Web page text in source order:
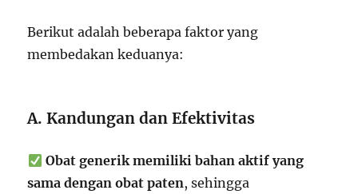
Berikut adalah beberapa faktor yang
membedakan keduanya:
A. Kandungan dan Efektivitas
Obat generik memiliki bahan aktif yang
sama dengan obat paten, sehingga